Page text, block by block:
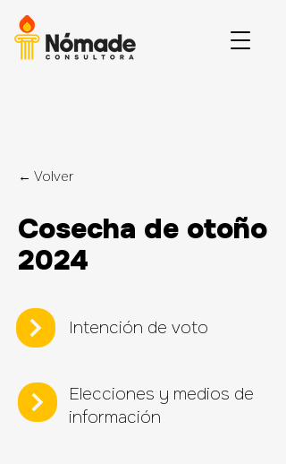
← Volver
Cosecha de otoño
2024
Intención de voto
Elecciones y medios de
información